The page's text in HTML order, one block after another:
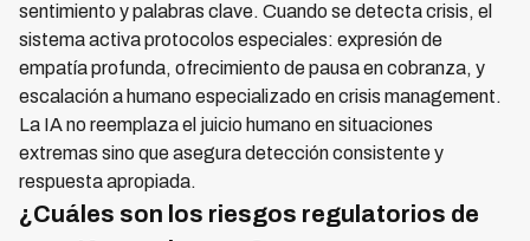
sentimiento y palabras clave. Cuando se detecta crisis, el
sistema activa protocolos especiales: expresión de
empatía profunda, ofrecimiento de pausa en cobranza, y
escalación a humano especializado en crisis management.
La IA no reemplaza el juicio humano en situaciones
extremas sino que asegura detección consistente y
respuesta apropiada.
¿Cuáles son los riesgos regulatorios de